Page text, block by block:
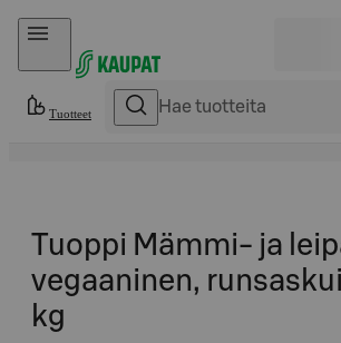
Hyppää sisältöön
Tuotteet
Tuoppi Mämmi- ja
vegaaninen,
kg